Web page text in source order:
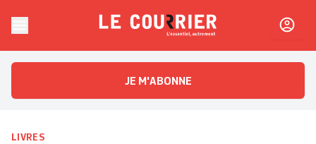
Le CourrierL'essentiel, autrement
JE M'ABONNE
LIVRES